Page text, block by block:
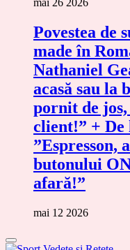
Povestea de
made în
Nathaniel
acasă sau la
pornit de
client!” + De
”Espresson,
butonului
afară!”
mai 12 2026